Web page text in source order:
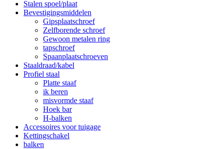
Stalen spoel/plaat
Bevestigingsmiddelen
Gipsplaatschroef
Zelfborende schroef
Gewoon metalen ring
tapschroef
Spaanplaatschroeven
Staaldraad/kabel
Profiel staal
Platte staaf
ik beren
misvormde staaf
Hoek bar
H-balken
Accessoires voor tuigage
Kettingschakel
balken